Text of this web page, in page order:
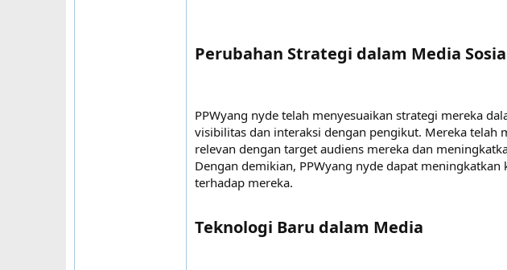
Perubahan Strategi dalam Media
PPWyang nyde telah menyesuaikan strategi mereka
visibilitas dan interaksi dengan pengikut. Mereka
relevan dengan target audiens mereka dan
Dengan demikian, PPWyang nyde dapat meningkatkan
terhadap mereka.
Teknologi Baru dalam Media​